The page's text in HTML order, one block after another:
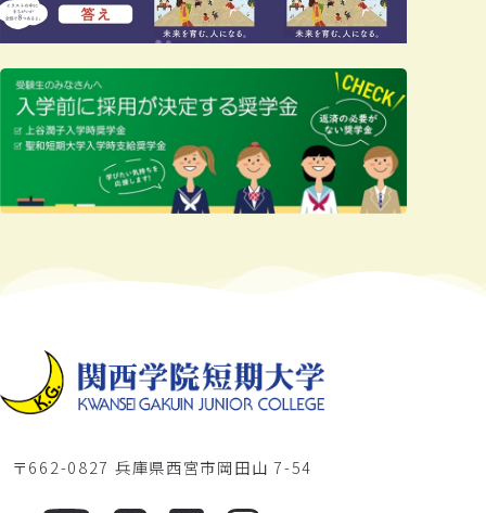
〒662-0827 兵庫県西宮市岡田山 7-54